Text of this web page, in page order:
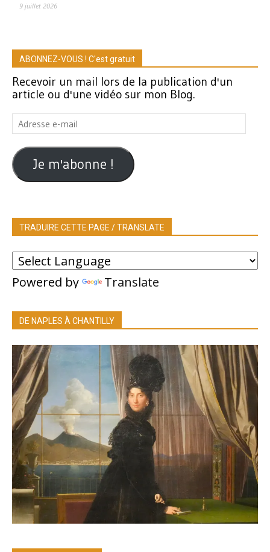
9 juillet 2026
ABONNEZ-VOUS ! C'est gratuit
Recevoir un mail lors de la publication d'un
article ou d'une vidéo sur mon Blog.
Adresse
e-
mail
Je m'abonne !
TRADUIRE CETTE PAGE / TRANSLATE
Powered by Translate
DE NAPLES À CHANTILLY